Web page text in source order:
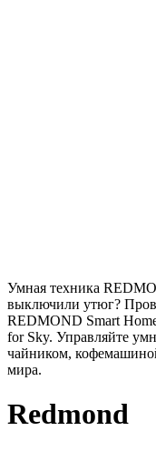
Умная техника
выключили утюг?
REDMOND Smart
for Sky. Управляйте
чайником,
мира.
Redmond